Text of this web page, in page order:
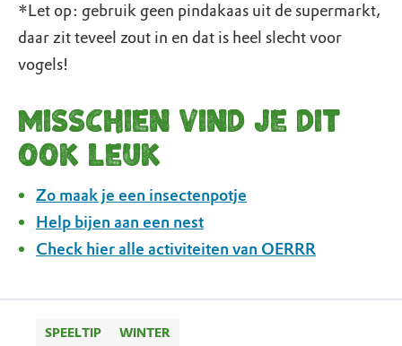
*Let op: gebruik geen pindakaas uit de supermarkt,
daar zit teveel zout in en dat is heel slecht voor
vogels!
Misschien vind je dit
ook leuk
Zo maak je een insectenpotje
Help bijen aan een nest
Check hier alle activiteiten van OERRR
SPEELTIP WINTER